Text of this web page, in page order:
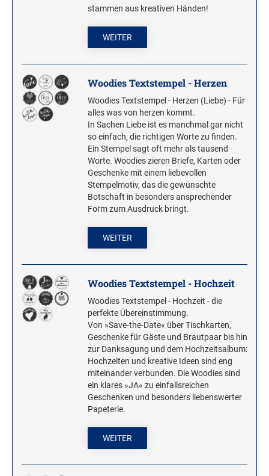
stammen aus kreativen Händen!
WEITER
Woodies Textstempel - Herzen
Woodies Textstempel - Herzen (Liebe) - Für
alles was von herzen kommt.
In Sachen Liebe ist es manchmal gar nicht
so einfach, die richtigen Worte zu finden.
Ein Stempel sagt oft mehr als tausend
Worte. Woodies zieren Briefe, Karten oder
Geschenke mit einem liebevollen
Stempelmotiv, das die gewünschte
Botschaft in besonders ansprechender
Form zum Ausdruck bringt.
WEITER
Woodies Textstempel - Hochzeit
Woodies Textstempel - Hochzeit - die
perfekte Übereinstimmung.
Von »Save-the-Date« über Tischkarten,
Geschenke für Gäste und Brautpaar bis hin
zur Danksagung und dem Hochzeitsalbum:
Hochzeiten und kreative Ideen sind eng
miteinander verbunden. Die Woodies sind
ein klares »JA« zu einfallsreichen
Geschenken und besonders liebenswerter
Papeterie.
WEITER